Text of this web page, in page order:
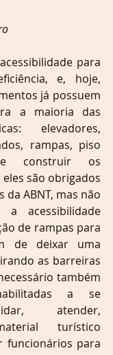
para
e, hoje,
já possuem
a maioria das
elevadores,
rampas, piso
construir os
são obrigados
da ABNT, mas não
a acessibilidade
de rampas para
de deixar uma
as barreiras
também
a se
atender,
turístico
funcionários para